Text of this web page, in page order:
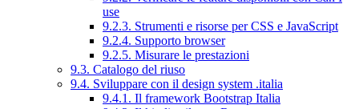
use
9.2.3. Strumenti e risorse per CSS e JavaScript
9.2.4. Supporto browser
9.2.5. Misurare le prestazioni
9.3. Catalogo del riuso
9.4. Sviluppare con il design system .italia
9.4.1. Il framework Bootstrap Italia